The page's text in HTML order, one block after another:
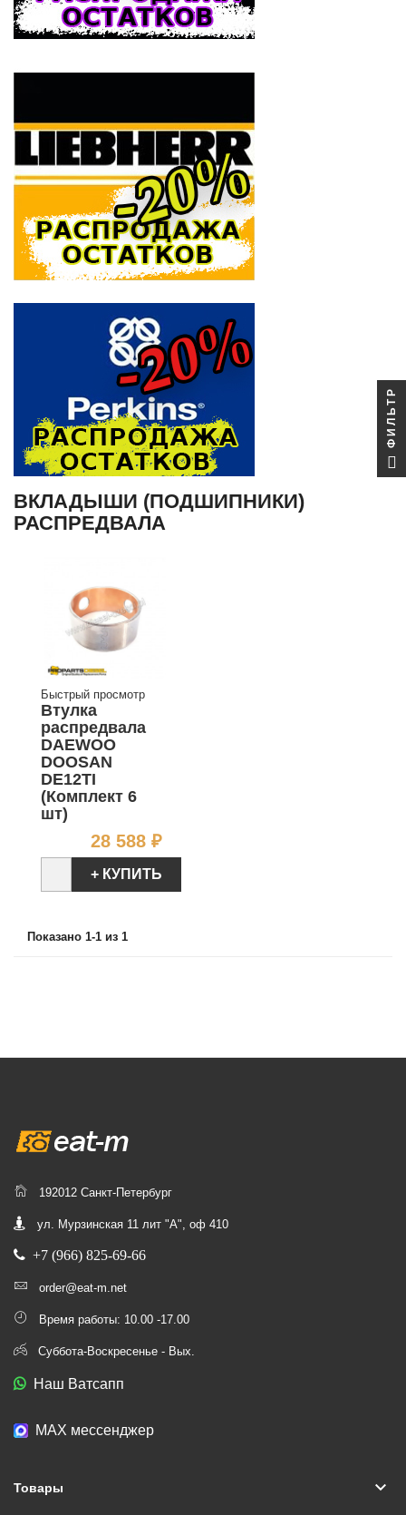
ВКЛАДЫШИ (ПОДШИПНИКИ)
РАСПРЕДВАЛА
Быстрый просмотр
Втулка
распредвала
DAEWOO
DOOSAN
DE12TI
(Комплект 6
шт)
28 588 ₽Цена
+ КУПИТЬ
Показано 1-1 из 1
192012 Санкт-Петербург
ул. Мурзинская 11 лит "А", оф 410
+7 (966) 825-69-66
order@eat-m.net
Время работы: 10.00 -17.00
Суббота-Воскресенье - Вых.
Наш Ватсапп
МАХ мессенджер
Товары keyboard_arrow_down
ФИЛЬТР